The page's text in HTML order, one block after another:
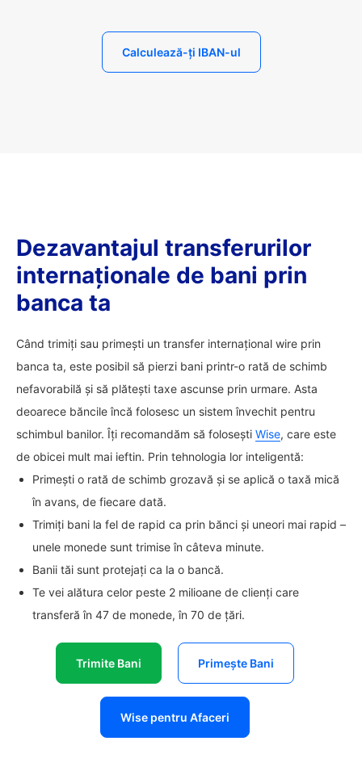
Calculează-ți IBAN-ul
Dezavantajul transferurilor
internaționale de bani prin
banca ta
Când trimiți sau primești un transfer internațional wire prin
banca ta, este posibil să pierzi bani printr-o rată de schimb
nefavorabilă și să plătești taxe ascunse prin urmare. Asta
deoarece băncile încă folosesc un sistem învechit pentru
schimbul banilor. Îți recomandăm să folosești Wise, care este
de obicei mult mai ieftin. Prin tehnologia lor inteligentă:
Primești o rată de schimb grozavă și se aplică o taxă mică
în avans, de fiecare dată.
Trimiți bani la fel de rapid ca prin bănci și uneori mai rapid –
unele monede sunt trimise în câteva minute.
Banii tăi sunt protejați ca la o bancă.
Te vei alătura celor peste 2 milioane de clienți care
transferă în 47 de monede, în 70 de țări.
Trimite Bani Primește Bani
Wise pentru Afaceri